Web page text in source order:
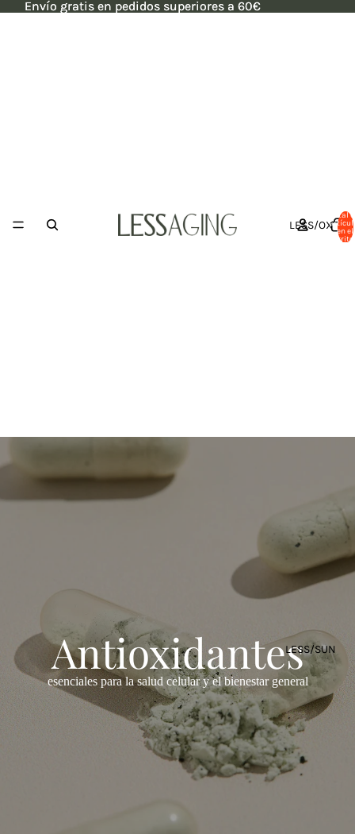
Envío gratis en pedidos superiores a 60€
Envío gratis en pedidos superiores a 60€
LESS/OX
LESS/SUN
Total
en el
Antioxidantes
esenciales para la salud celular y el bienestar general